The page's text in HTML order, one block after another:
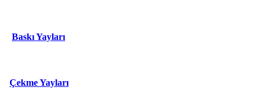
Baskı Yayları
Çekme Yayları